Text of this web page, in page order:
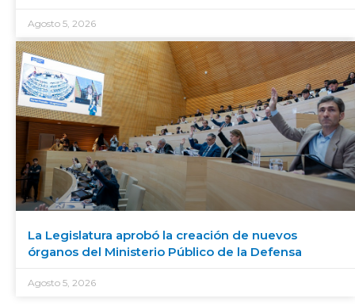
Agosto 5, 2026
La Legislatura aprobó la creación de nuevos
órganos del Ministerio Público de la Defensa
Agosto 5, 2026